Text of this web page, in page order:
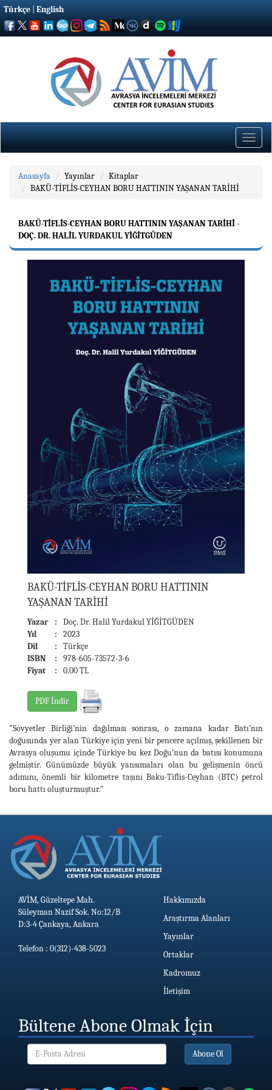
Türkçe English
Toggle
Anasayfa Yayınlar
Kitaplar
BAKÜ-TİFLİS-CEYHAN BORU HATTININ YAŞANAN TARİHİ
BAKÜ-TİFLİS-CEYHAN BORU HATTININ YAŞANAN TARİHİ -
DOÇ. DR. HALIL YURDAKUL YİĞİTGÜDEN
BAKÜ-TİFLİS-CEYHAN BORU HATTININ
YAŞANAN TARİHİ
Yazar :
Doç. Dr. Halil Yurdakul YİĞİTGÜDEN
Yıl
:
2023
Dil
:
Türkçe
ISBN
:
978-605-73572-3-6
Fiyat
: 0.00 TL
PDF İndir
"Sovyetler Birliği’nin dağılması sonrası, o zamana kadar Batı’nın
doğusunda yer alan Türkiye için yeni bir pencere açılmış, şekillenen bir
Avrasya oluşumu içinde Türkiye bu kez Doğu’nun da batısı konumuna
gelmiştir. Günümüzde büyük yansımaları olan bu gelişmenin öncü
adımını, önemli bir kilometre taşını Baku-Tiflis-Ceyhan (BTC) petrol
boru hattı oluşturmuştur."
AVİM, Güzeltepe Mah.
Süleyman Nazif Sok. No:12/B
D:3-4 Çankaya, Ankara
Telefon : 0(312)-438-5023
Hakkımızda
Araştırma Alanları
Yayınlar
Ortaklar
Kadromuz
İletişim
Bültene Abone Olmak İçin
Abone Ol